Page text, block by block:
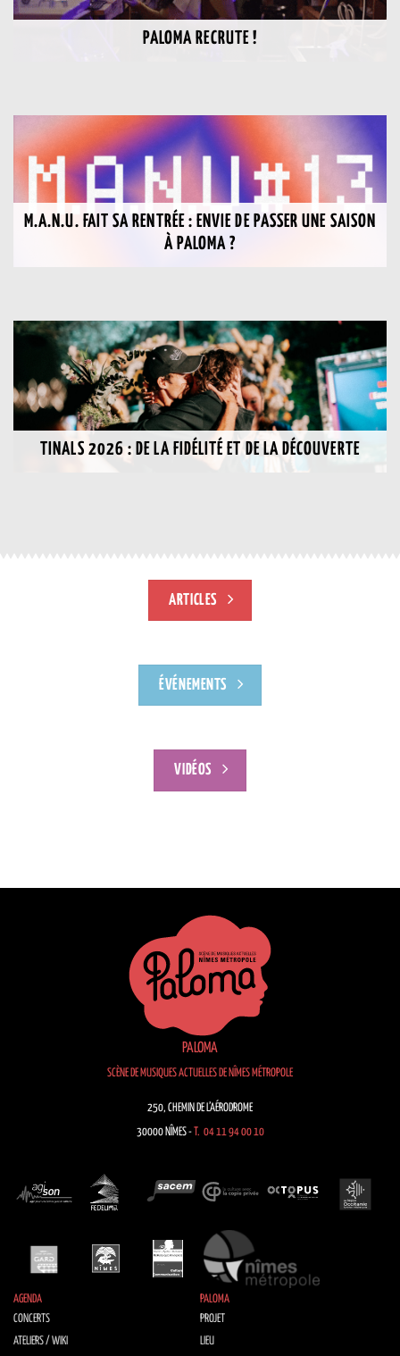
PALOMA RECRUTE !
M.A.N.U. FAIT SA RENTRÉE : ENVIE DE PASSER UNE SAISON
À PALOMA ?
TINALS 2026 : DE LA FIDÉLITÉ ET DE LA DÉCOUVERTE
ARTICLES
ÉVÉNEMENTS
VIDÉOS
PALOMA
SCÈNE DE MUSIQUES ACTUELLES DE NÎMES MÉTROPOLE
250, CHEMIN DE L’AÉRODROME
30000 NÎMES - T. 04 11 94 00 10
AGENDA
CONCERTS
ATELIERS / WIKI
PALOMA
PROJET
LIEU